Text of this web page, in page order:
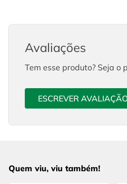
Avaliações
Tem esse produto? Seja o
ESCREVER
Quem viu, viu também!